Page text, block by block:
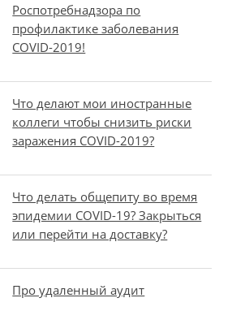
Роспотребнадзора по
профилактике заболевания
COVID-2019!
Что делают мои иностранные
коллеги чтобы снизить риски
заражения COVID-2019?
Что делать общепиту во время
эпидемии COVID-19? Закрыться
или перейти на доставку?
Про удаленный аудит